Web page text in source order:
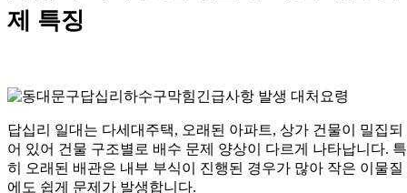
제 특징
답십리 일대는 다세대주택, 오래된 아파트, 상가 건물이 밀집되
어 있어 건물 구조별로 배수 문제 양상이 다르게 나타납니다. 특
히 오래된 배관은 내부 부식이 진행된 경우가 많아 작은 이물질
에도 쉽게 문제가 발생합니다.